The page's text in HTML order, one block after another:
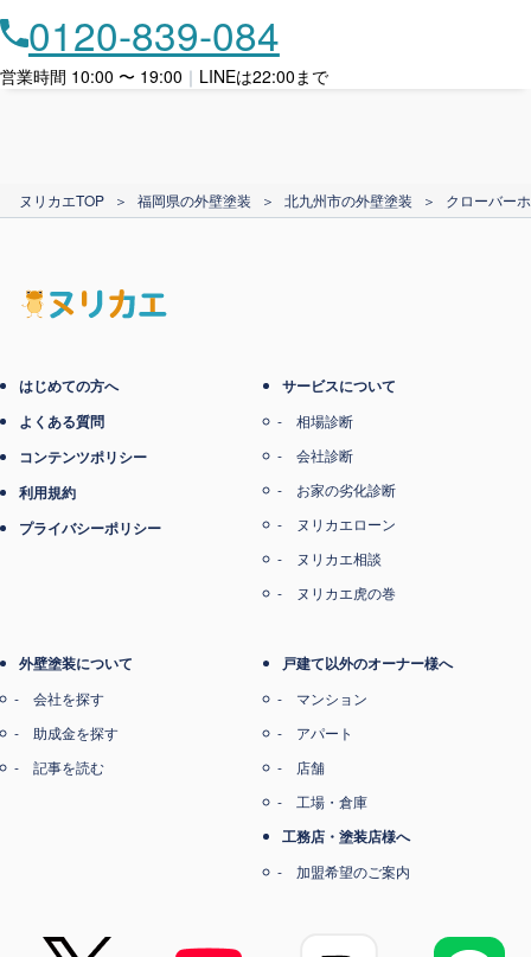
ローン利用
カード支払い
0120-839-084
営業時間 10:00 〜 19:00 ｜ LINEは22:00まで
ヌリカエTOP ＞ 福岡県の外壁塗装 ＞ 北九州市の外壁塗装 ＞ クローバー
はじめての方へ
よくある質問
コンテンツポリシー
利用規約
プライバシーポリシー
サービスについて
相場診断
会社診断
お家の劣化診断
ヌリカエローン
ヌリカエ相談
ヌリカエ虎の巻
外壁塗装について
会社を探す
助成金を探す
記事を読む
戸建て以外のオーナー様へ
マンション
アパート
店舗
工場・倉庫
工務店・塗装店様へ
加盟希望のご案内